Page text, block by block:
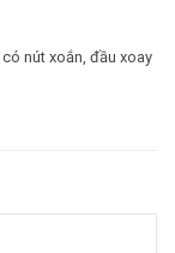
nút xoắn, đầu xoay